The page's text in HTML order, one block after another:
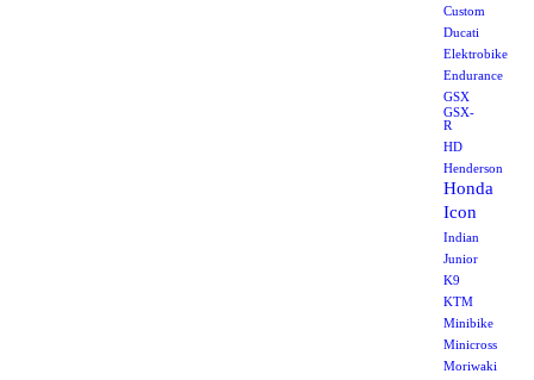
Custom
Ducati
Elektrobike
Endurance
GSX
GSX-
R
HD
Henderson
Honda
Icon
Indian
Junior
K9
KTM
Minibike
Minicross
Moriwaki